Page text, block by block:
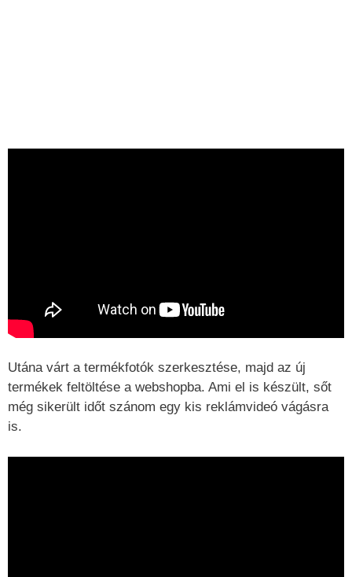
Utána várt a termékfotók szerkesztése, majd az új
termékek feltöltése a webshopba. Ami el is készült, sőt
még sikerült időt szánom egy kis reklámvideó vágásra
is.